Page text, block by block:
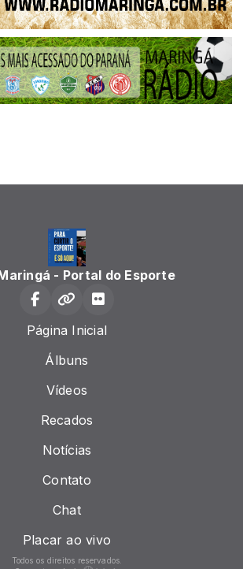
- Portal do Esporte
Página Inicial
Álbuns
Vídeos
Recados
Notícias
Contato
Chat
Placar ao vivo
Todos os direitos reservados.